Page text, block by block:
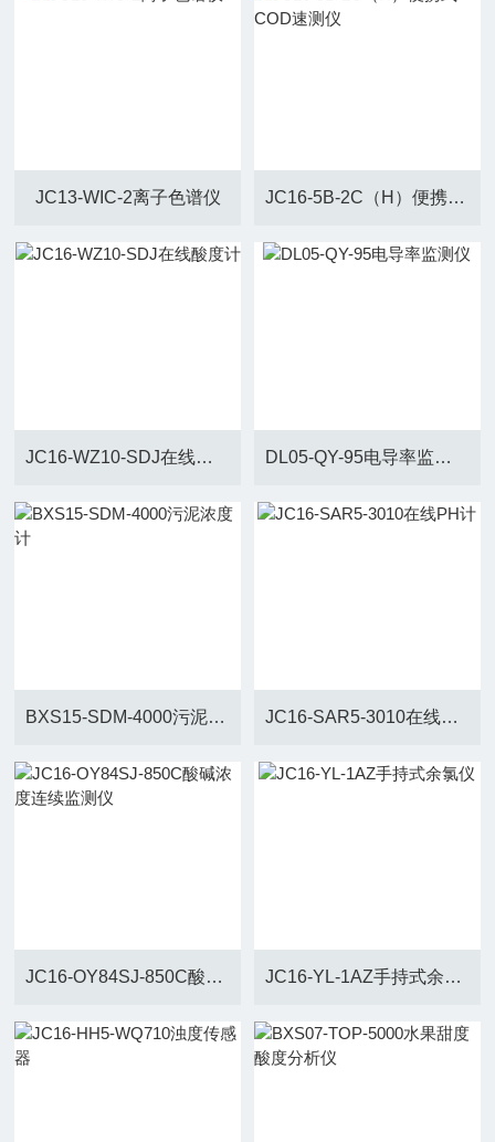
JC13-WIC-2离子色谱仪 JC16-5B-2C（H）便携式COD速测仪
JC16-WZ10-SDJ在线酸度计 DL05-QY-95电导率监测仪
BXS15-SDM-4000污泥浓度计 JC16-SAR5-3010在线PH计
JC16-OY84SJ-850C酸碱浓度连续监测仪 JC16-YL-1AZ手持式余氯仪